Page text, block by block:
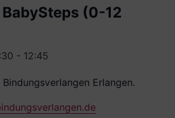
(0-12
- 12:45
Erlangen.